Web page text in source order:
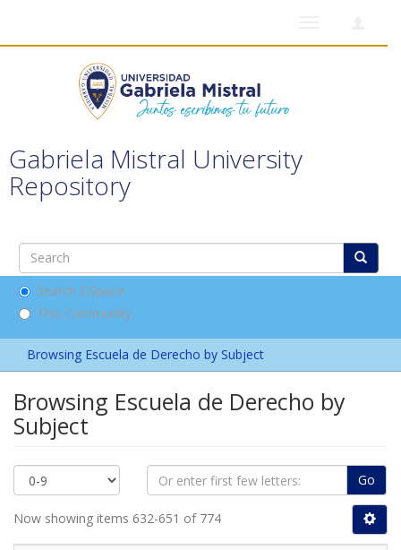
Gabriela Mistral University
Repository
Search DSpace
This Community
Browsing Escuela de Derecho by Subject
Browsing Escuela de Derecho by
Subject
Go
Now showing items 632-651 of 774